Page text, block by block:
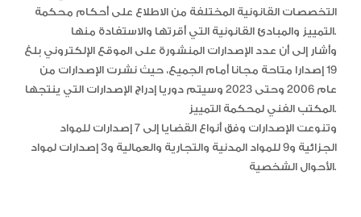
التخصصات القانونية المختلفة من الاطلاع على أحكام محكمة
التمييز والمبادئ القانونية التي أقرتها والاستفادة منها.
وأشار إلى أن عدد الإصدارات المنشورة على الموقع الإلكتروني بلغ
19 إصدارا متاحة مجانا أمام الجميع، حيث نشرت الإصدارات من
عام 2006 وحتى 2023 وسيتم دوريا إدراج الإصدارات التي ينتجها
المكتب الفني لمحكمة التمييز.
وتنوعت الإصدارات وفق أنواع القضايا إلى 7 إصدارات للمواد
الجزائية و9 للمواد المدنية والتجارية والعمالية و3 إصدارات لمواد
الأحوال الشخصية.